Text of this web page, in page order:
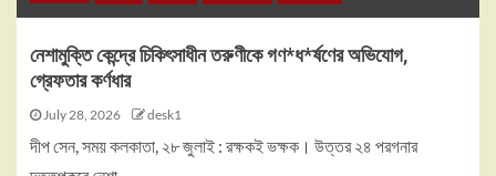
নেশামুক্তি কেন্দ্রে চিকিৎসাধীন তরুণীকে গণ*ধ*র্ষণের অভিযোগ,
গ্রেফতার কর্ণধার
July 28, 2026 desk1
দীপ সেন, সময় কলকাতা, ২৮ জুলাই : রক্ষকই ভক্ষক। উত্তর ২৪ পরগনার